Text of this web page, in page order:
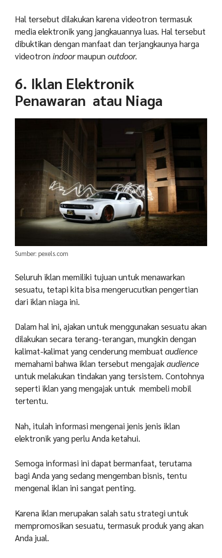
Hal tersebut dilakukan karena videotron termasuk
media elektronik yang jangkauannya luas. Hal tersebut
dibuktikan dengan manfaat dan terjangkaunya harga
videotronindoormaupunoutdoor.
6. Iklan Elektronik
Penawaran atau Niaga
Sumber: pexels.com
Seluruh iklan memiliki tujuan untuk menawarkan
sesuatu, tetapi kita bisa mengerucutkan pengertian
dari iklan niaga ini.
Dalam hal ini, ajakan untuk menggunakan sesuatu akan
dilakukan secara terang-terangan, mungkin dengan
kalimat-kalimat yang cenderung membuataudience
memahami bahwa iklan tersebut mengajakaudience
untuk melakukan tindakan yang tersistem. Contohnya
seperti iklan yang mengajak untuk membeli mobil
tertentu.
Nah, itulah informasi mengenai jenis jenis iklan
elektronik yang perlu Anda ketahui.
Semoga informasi ini dapat bermanfaat, terutama
bagi Anda yang sedang mengemban bisnis, tentu
mengenal iklan ini sangat penting.
Karena iklan merupakan salah satu strategi untuk
mempromosikan sesuatu, termasuk produk yang akan
Anda jual.